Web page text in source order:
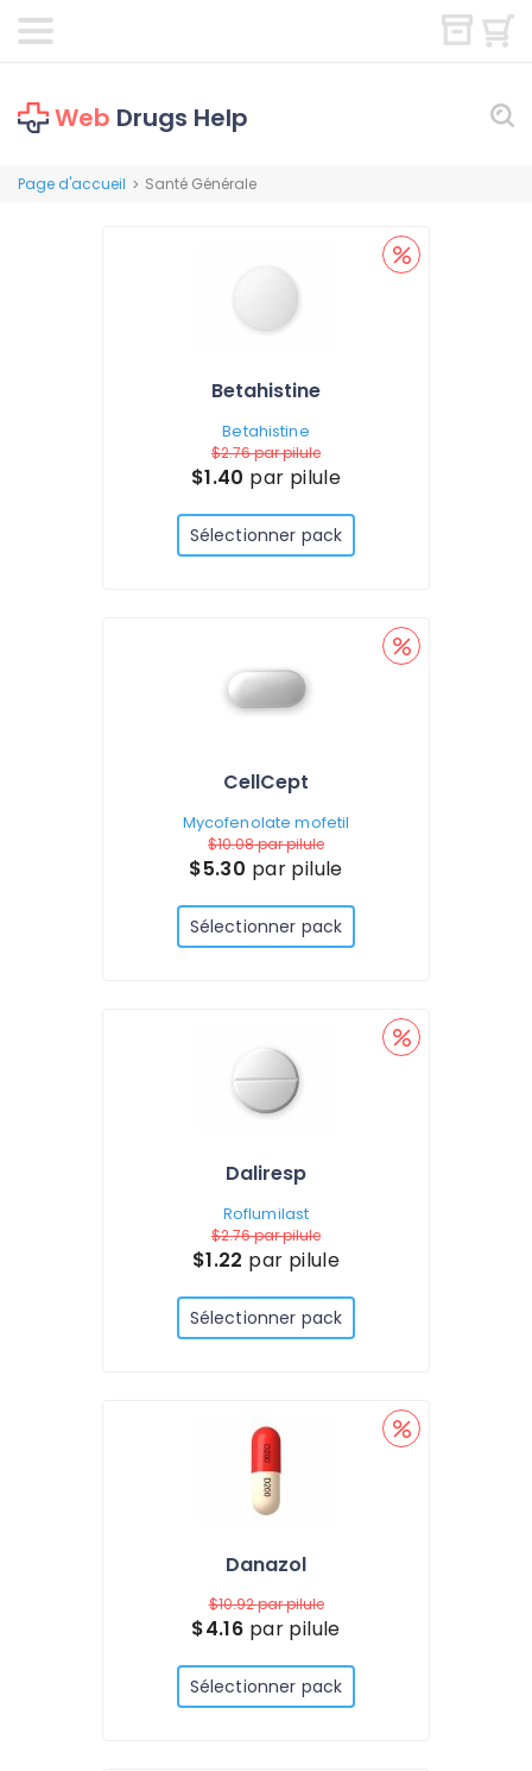
Web Drugs Help
Page d'accueil > Santé Générale
Betahistine
Betahistine
$2.76par pilule
$1.40 par pilule
Sélectionner pack
CellCept
Mycofenolate mofetil
$10.08par pilule
$5.30 par pilule
Sélectionner pack
Daliresp
Roflumilast
$2.76par pilule
$1.22 par pilule
Sélectionner pack
Danazol
$10.92par pilule
$4.16 par pilule
Sélectionner pack